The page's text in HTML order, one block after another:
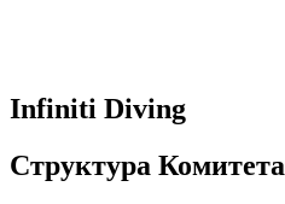
Infiniti Diving
Структура Комитета